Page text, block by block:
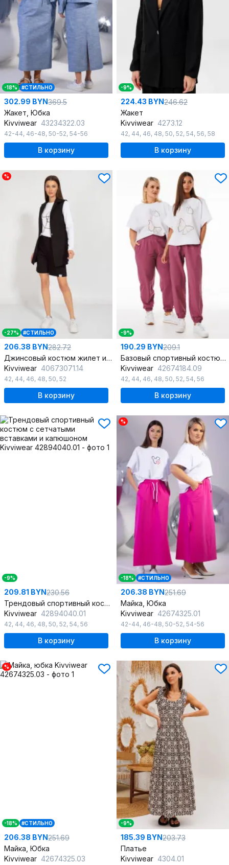
-18% #СТИЛЬНО
302.99 BYN369.5
Жакет, Юбка
Kivviwear 43234322.03
42-44, 46-48, 50-52, 54-56
В корзину
-9%
224.43 BYN246.62
Жакет
Kivviwear 4273.12
42, 44, 46, 48, 50, 52, 54, 56, 58
В корзину
%
-27% #СТИЛЬНО
206.38 BYN282.72
Джинсовый костюм жилет и шорты для повседневного стиля
Kivviwear 40673071.14
42, 44, 46, 48, 50, 52
В корзину
-9%
190.29 BYN209.1
Базовый спортивный костюм из трикотажа с принтом и брюками
Kivviwear 42674184.09
42, 44, 46, 48, 50, 52, 54, 56
В корзину
-9%
209.81 BYN230.56
Трендовый спортивный костюм с сетчатыми вставками и капюшоном
Kivviwear 42894040.01
42, 44, 46, 48, 50, 52, 54, 56
В корзину
%
-18% #СТИЛЬНО
206.38 BYN251.69
Майка, Юбка
Kivviwear 42674325.01
42-44, 46-48, 50-52, 54-56
В корзину
%
-18% #СТИЛЬНО
206.38 BYN251.69
Майка, Юбка
Kivviwear 42674325.03
-9%
185.39 BYN203.73
Платье
Kivviwear 4304.01